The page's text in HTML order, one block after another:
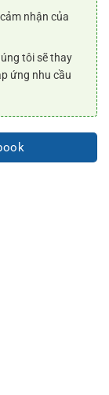
nhận của
tôi sẽ thay
ứng nhu cầu